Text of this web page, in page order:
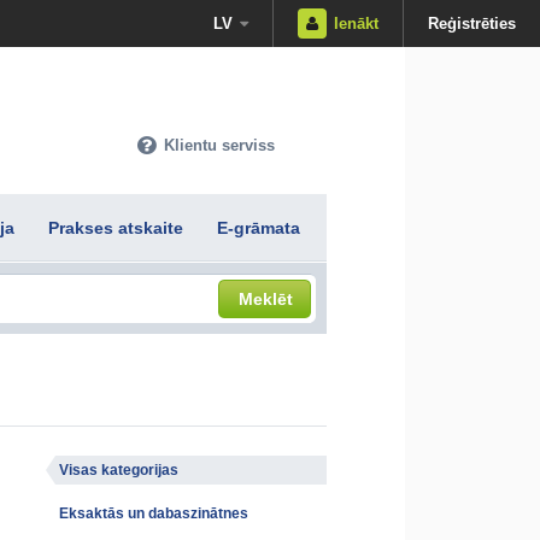
LV Ienākt Reģistrēties
Klientu serviss
Prakses atskaite E-grāmata
Meklēt
Visas kategorijas
Eksaktās un dabaszinātnes